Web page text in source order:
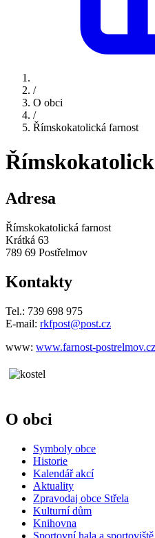
/
O obci
/
Římskokatolická farnost
Adresa
Římskokatolická farnost
Krátká 63
789 69 Postřelmov
Kontakty
Tel.: 739 698 975
E-mail: rkfpost@post.cz
www: www.farnost-postrelmov.cz
O obci
Symboly obce
Historie
Kalendář akcí
Aktuality
Zpravodaj obce Střela
Kulturní dům
Knihovna
Sportovní hala a sportoviště